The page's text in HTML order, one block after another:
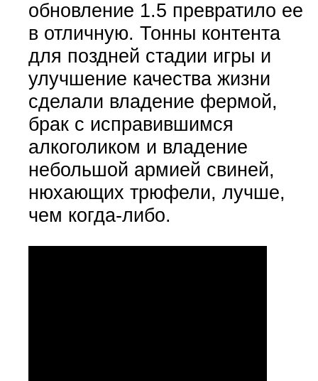
обновление 1.5 превратило ее
в отличную. Тонны контента
для поздней стадии игры и
улучшение качества жизни
сделали владение фермой,
брак с исправившимся
алкоголиком и владение
небольшой армией свиней,
нюхающих трюфели, лучше,
чем когда-либо.